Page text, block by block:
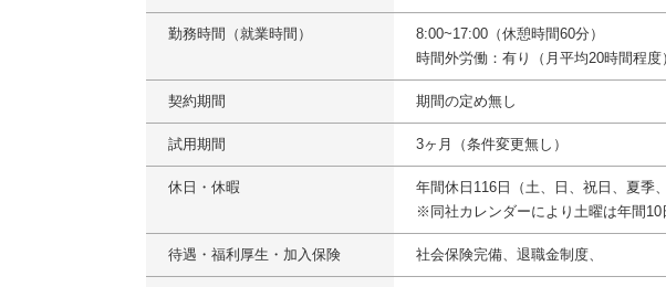
勤務時間（就業時間）
8:00~17:00（休憩時間60分）
時間外労働：有り（月平均20時間程度
契約期間 期間の定め無し
試用期間 3ヶ月（条件変更無し）
休日・休暇
年間休日116日（土、日、祝日、夏季
※同社カレンダーにより土曜は年間10
待遇・福利厚生・加入保険 社会保険完備、退職金制度、